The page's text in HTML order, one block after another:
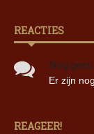
REACTIES
Nog
Er zijn
REAGEER!